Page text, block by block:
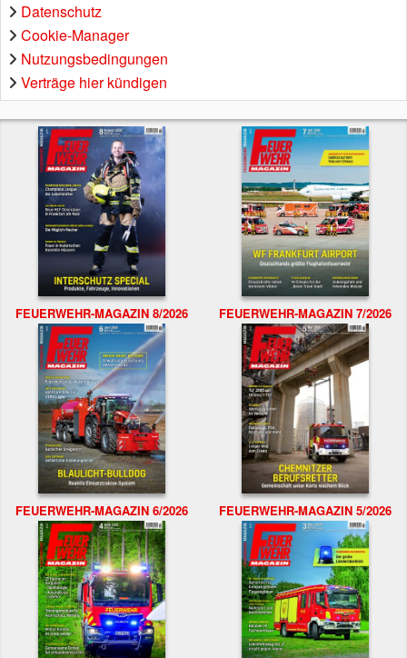
Datenschutz
Cookie-Manager
Nutzungsbedingungen
Verträge hier kündigen
FEUERWEHR-MAGAZIN 8/2026 FEUERWEHR-MAGAZIN 7/2026
FEUERWEHR-MAGAZIN 6/2026 FEUERWEHR-MAGAZIN 5/2026